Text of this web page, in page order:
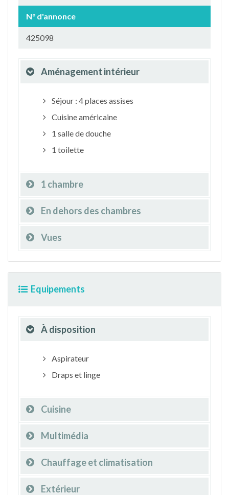
N° d'annonce
425098
Aménagement intérieur
Séjour : 4 places assises
Cuisine américaine
1 salle de douche
1 toilette
1 chambre
En dehors des chambres
Vues
Equipements
À disposition
Aspirateur
Draps et linge
Cuisine
Multimédia
Chauffage et climatisation
Extérieur